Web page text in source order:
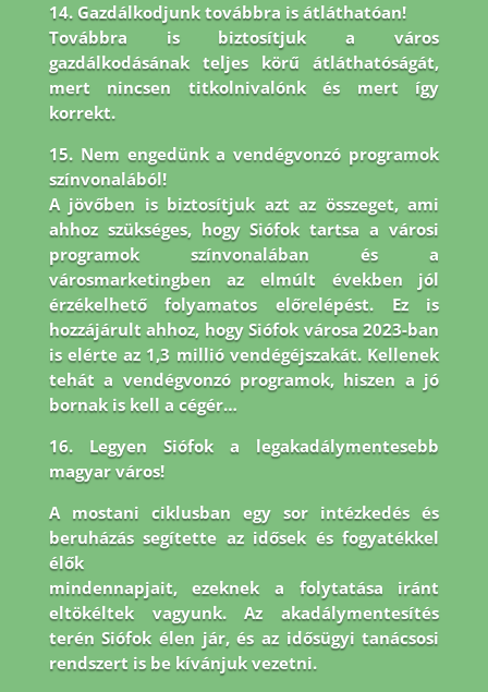
14. Gazdálkodjunk továbbra is átláthatóan!
Továbbra is biztosítjuk a város
gazdálkodásának teljes körű átláthatóságát,
mert nincsen titkolnivalónk és mert így
korrekt.
15. Nem engedünk a vendégvonzó programok
színvonalából!
A jövőben is biztosítjuk azt az összeget, ami
ahhoz szükséges, hogy Siófok tartsa a városi
programok színvonalában és a
városmarketingben az elmúlt években jól
érzékelhető folyamatos előrelépést. Ez is
hozzájárult ahhoz, hogy Siófok városa 2023-ban
is elérte az 1,3 millió vendégéjszakát. Kellenek
tehát a vendégvonzó programok, hiszen a jó
bornak is kell a cégér…
16. Legyen Siófok a legakadálymentesebb
magyar város!
A mostani ciklusban egy sor intézkedés és
beruházás segítette az idősek és fogyatékkel
élők
mindennapjait, ezeknek a folytatása iránt
eltökéltek vagyunk. Az akadálymentesítés
terén Siófok élen jár,és az idősügyi tanácsosi
rendszert is be kívánjuk vezetni.